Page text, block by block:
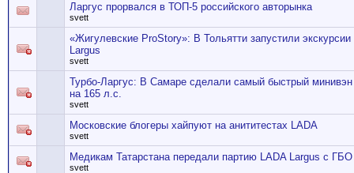
Ларгус прорвался в ТОП-5 российского авторынка
svett
«Жигулевские ProStory»: В Тольятти запустили экскурсии
Largus
svett
Турбо-Ларгус: В Самаре сделали самый быстрый минивэн
на 165 л.с.
svett
Московские блогеры хайпуют на анититестах LADA
svett
Медикам Татарстана передали партию LADA Largus с ГБО
svett